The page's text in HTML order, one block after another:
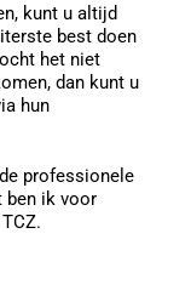
kunt u altijd
best doen
het niet
dan kunt u
hun
professionele
ben ik voor